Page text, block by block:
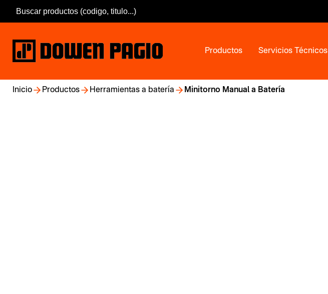
Productos Servicios Técnicos
Inicio Productos Herramientas a batería Minitorno Manual a Batería